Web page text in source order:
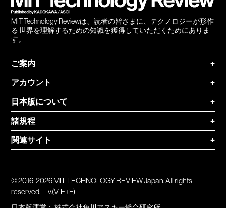
MIT Technology Reviewは、読者の皆さまに、テクノロジーが形作
る 世界を理解するための知識を獲得していただくためにありま
す。
ご案内
+
アカウント
+
日本版について
+
諸規程
+
関連サイト
+
© 2016-2026 MIT TECHNOLOGY REVIEW Japan. All rights
reserved.
v.(V-E+F)